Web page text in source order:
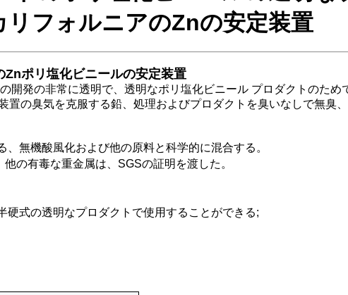
フォルニアのZnの安定装置
ポリ塩化ビニールの安定装置
発の非常に透明で、透明なポリ塩化ビニール プロダクトのため
の臭気を克服する鉛、処理およびプロダクトを臭いなしで無臭
無機酸風化および他の原料と科学的に混合する。
の有毒な重金属は、SGSの証明を渡した。
式の透明なプロダクトで使用することができる;